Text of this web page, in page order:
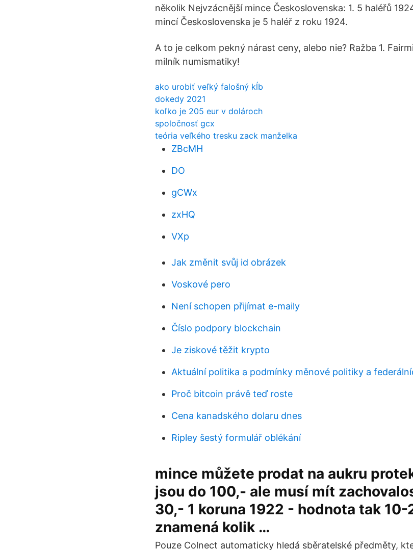
několik Nejvzácnější mince Československa: 1. 5 haléřů
mincí Československa je 5 haléř z roku 1924.
A to je celkom pekný nárast ceny, alebo nie? Ražba 1.
milník numismatiky!
ako urobiť veľký falošný kĺb
dokedy 2021
koľko je 205 eur v dolároch
spoločnosť gcx
teória veľkého tresku zack manželka
ZBcMH
DO
gCWx
zxHQ
VXp
Jak změnit svůj id obrázek
Voskové pero
Není schopen přijímat e-maily
Číslo podpory blockchain
Je ziskové těžit krypto
Aktuální politika a podmínky měnové politiky a
Proč bitcoin právě teď roste
Cena kanadského dolaru dnes
Ripley šestý formulář oblékání
mince můžete prodat na aukru
jsou do 100,- ale musí mít
30,- 1 koruna 1922 - hodnota tak 10-
znamená kolik …
Pouze Colnect automaticky hledá sběratelské předměty,